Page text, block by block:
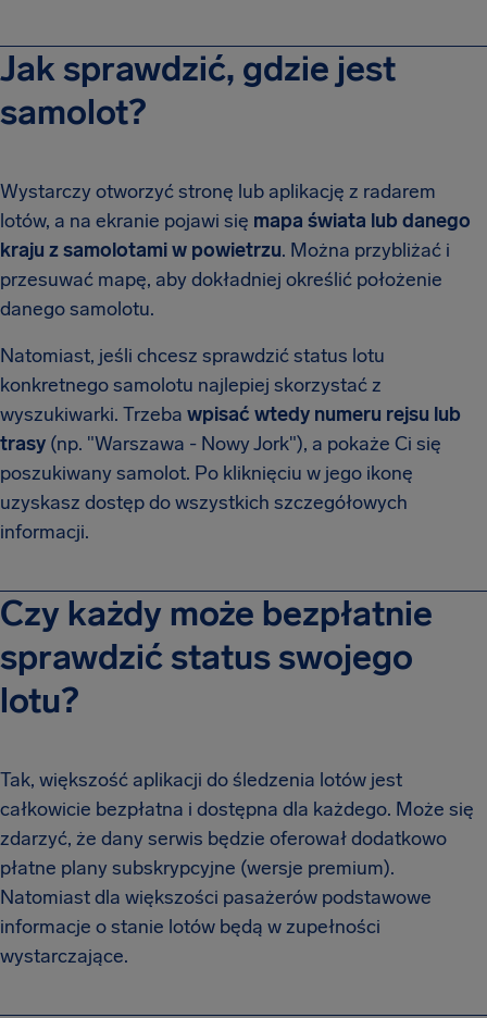
Jak sprawdzić, gdzie jest
samolot?
Wystarczy otworzyć stronę lub aplikację z radarem
lotów, a na ekranie pojawi się mapa świata lub danego
kraju z samolotami w powietrzu. Można przybliżać i
przesuwać mapę, aby dokładniej określić położenie
danego samolotu.
Natomiast, jeśli chcesz sprawdzić status lotu
konkretnego samolotu najlepiej skorzystać z
wyszukiwarki. Trzeba wpisać wtedy numeru rejsu lub
trasy (np. "Warszawa - Nowy Jork"), a pokaże Ci się
poszukiwany samolot. Po kliknięciu w jego ikonę
uzyskasz dostęp do wszystkich szczegółowych
informacji.
Czy każdy może bezpłatnie
sprawdzić status swojego
lotu?
Tak, większość aplikacji do śledzenia lotów jest
całkowicie bezpłatna i dostępna dla każdego. Może się
zdarzyć, że dany serwis będzie oferował dodatkowo
płatne plany subskrypcyjne (wersje premium).
Natomiast dla większości pasażerów podstawowe
informacje o stanie lotów będą w zupełności
wystarczające.